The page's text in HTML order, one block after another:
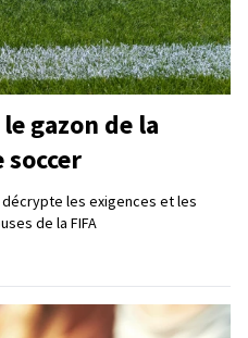
gazon de la
soccer
les exigences et les
de la FIFA